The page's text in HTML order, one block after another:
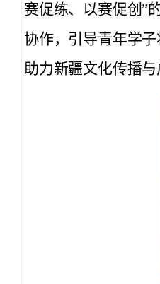
赛促练、以赛促创”
协作，引导青年学
助力新疆文化传播